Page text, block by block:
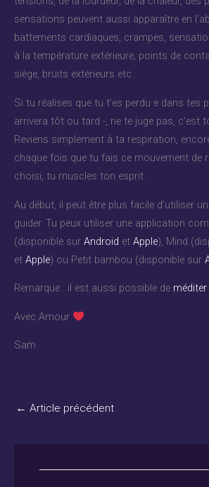
sensations peuvent aussi apparaître en
battements cardiaques, crampes,
à la température extérieure, points de
siège, bruits extérieurs etc.
Si tu réalises que tu t’es perdu·e dans tes
arrivera tôt ou tard -, ne te juge pas, c’est
Reviens simplement à ta respiration,
chaque fois que tu fais ce mouvement de
choisi, tu muscles ton esprit.
Au début, il peut être plus facile d’utiliser un
guider. Tu peux utiliser une application
(disponible sur Android et Apple), Mind
et Apple) ou Petit bambou (disponible sur
Remarque : il est aussi possible de
Avec Amour
Sam
← Article précédent